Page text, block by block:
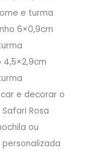
e turma
6×0,9cm
e decorar o
Rosa
ou